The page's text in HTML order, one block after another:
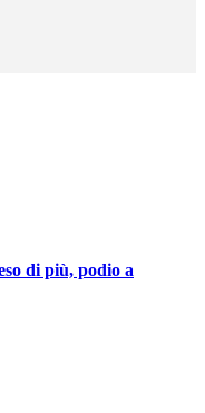
di più, podio a